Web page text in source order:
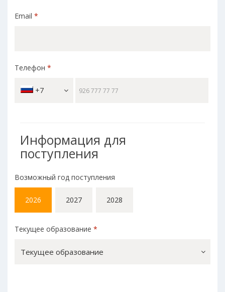
Email *
Телефон *
+7
Информация для
поступления
Возможный год поступления
2026 2027 2028
Текущее образование *
Текущее образование